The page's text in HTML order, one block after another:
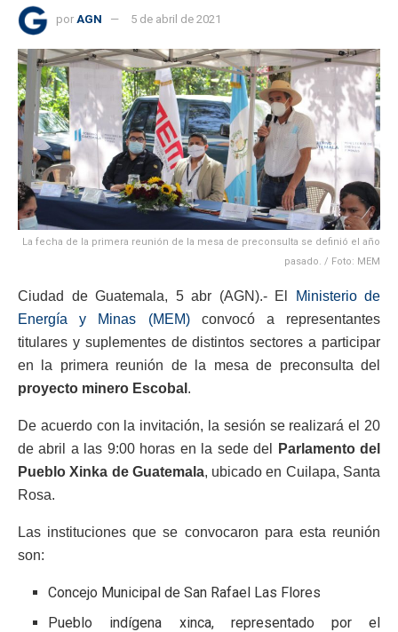
por AGN 5 de abril de 2021
La fecha de la primera reunión de la mesa de preconsulta se definió el año
pasado. / Foto: MEM
Ciudad de Guatemala, 5 abr (AGN).- El
Ministerio de
Energía y Minas (MEM)convocó a representantes
titulares y suplementes de distintos sectores a participar
en la primera reunión de la mesa de preconsulta del
proyecto minero Escobal .
De acuerdo con la invitación, la sesión se realizará el 20
de abril a las 9:00 horas en la sede del
Parlamento del
Pueblo Xinka de Guatemala, ubicado en Cuilapa, Santa
Rosa.
Las instituciones que se convocaron para esta reunión
son:
Concejo Municipal de San Rafael Las Flores
Pueblo indígena xinca, representado por el